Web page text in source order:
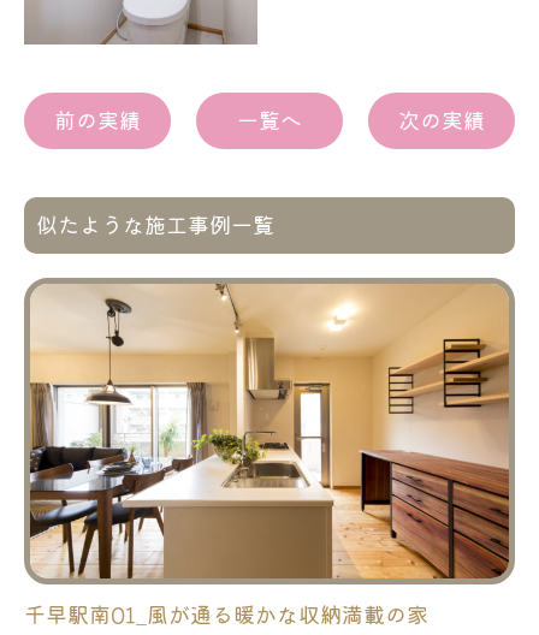
前の実績 一覧へ 次の実績
似たような施工事例一覧
千早駅南01_風が通る暖かな収納満載の家